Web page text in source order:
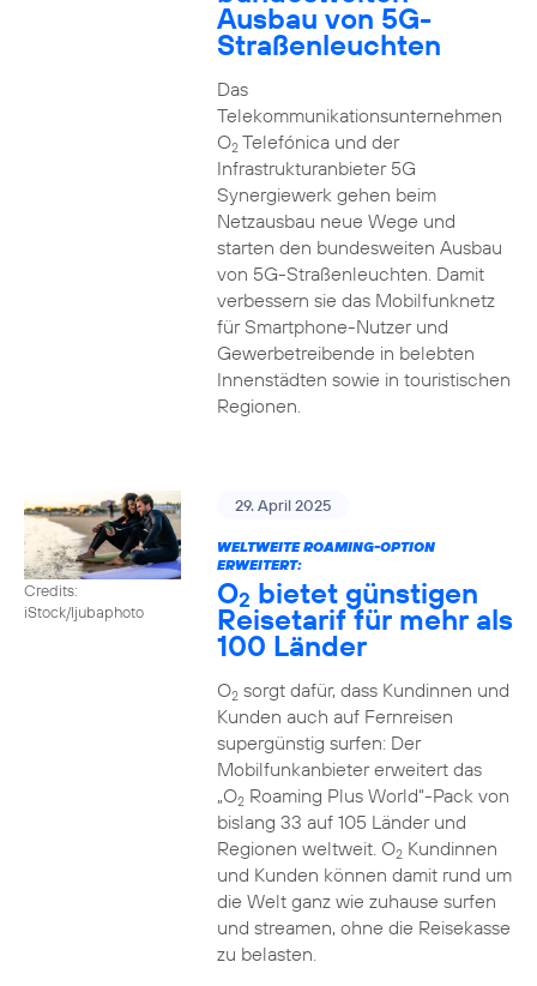
Ausbau von 5G-
Straßenleuchten
Das
Telekommunikationsunternehmen
O2Telefónica und der
Infrastrukturanbieter 5G
Synergiewerk gehen beim
Netzausbau neue Wege und
starten den bundesweiten Ausbau
von 5G-Straßenleuchten. Damit
verbessern sie das Mobilfunknetz
für Smartphone-Nutzer und
Gewerbetreibende in belebten
Innenstädten sowie in touristischen
Regionen.
Credits:
iStock/ljubaphoto
29. April 2025
WELTWEITE ROAMING-OPTION
ERWEITERT:
O2 bietet günstigen
Reisetarif für mehr als
100 Länder
O2sorgt dafür, dass Kundinnen und
Kunden auch auf Fernreisen
supergünstig surfen: Der
Mobilfunkanbieter erweitert das
„O2Roaming Plus World“-Pack von
bislang 33 auf 105 Länder und
Regionen weltweit. O2Kundinnen
und Kunden können damit rund um
die Welt ganz wie zuhause surfen
und streamen, ohne die Reisekasse
zu belasten.